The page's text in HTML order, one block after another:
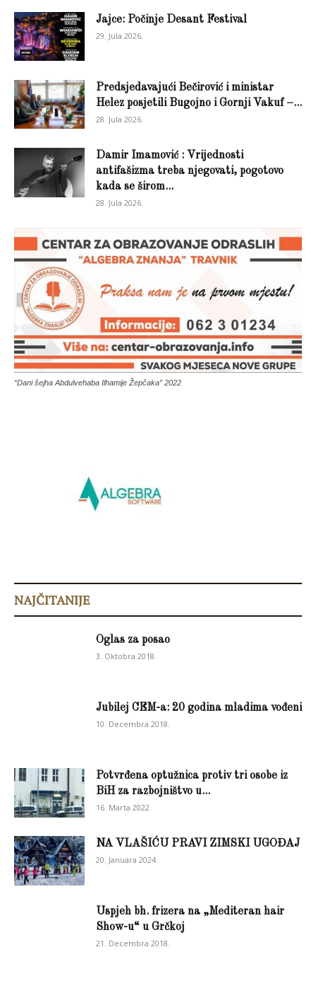
Jajce: Počinje Desant Festival
29. Jula 2026.
Predsjedavajući Bečirović i ministar
Helez posjetili Bugojno i Gornji Vakuf –...
28. Jula 2026.
Damir Imamović : Vrijednosti
antifašizma treba njegovati, pogotovo
kada se širom...
28. Jula 2026.
“Dani šejha Abdulvehaba Ilhamije Žepčaka” 2022
NAJČITANIJE
Oglas za posao
3. Oktobra 2018.
Jubilej CEM-a: 20 godina mladima vođeni
10. Decembra 2018.
Potvrđena optužnica protiv tri osobe iz
BiH za razbojništvo u...
16. Marta 2022.
NA VLAŠIĆU PRAVI ZIMSKI UGOĐAJ
20. Januara 2024.
Uspjeh bh. frizera na „Mediteran hair
Show-u“ u Grčkoj
21. Decembra 2018.